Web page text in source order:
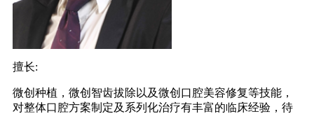
擅长:
微创种植，微创智齿拔除以及微创口腔美容修复等技能，
对整体口腔方案制定及系列化治疗有丰富的临床经验，待